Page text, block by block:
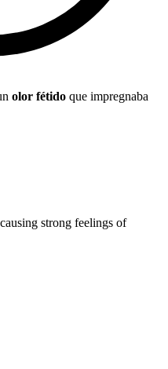
olor fétido que impregnaba
strong feelings of